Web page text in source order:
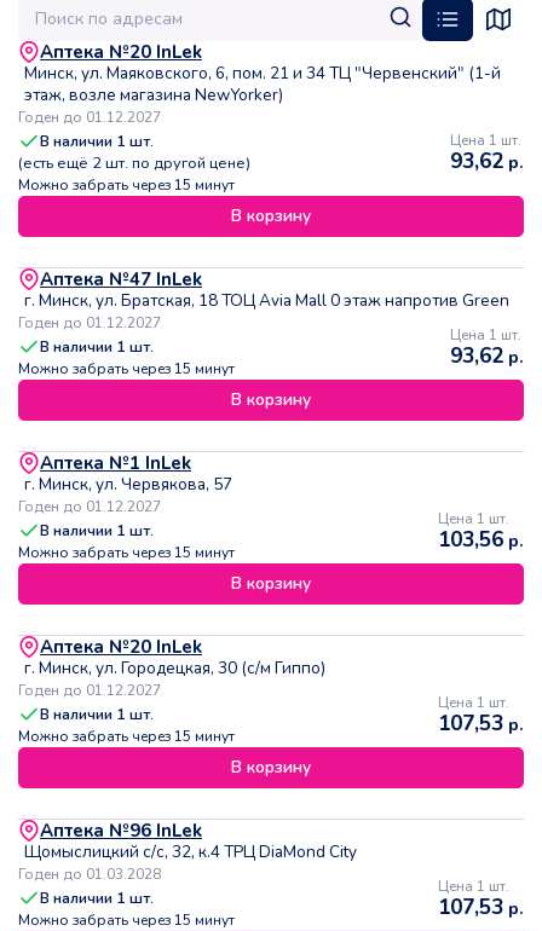
Аптека №20 InLek
Минск, ул. Маяковского, 6, пом. 21 и 34 ТЦ "Червенский" (1-й
этаж, возле магазина NewYorker)
Годен до 01.12.2027
В наличии 1 шт.
(есть ещё 2шт. по другой цене)
Можно забрать через 15 минут
Цена 1 шт.
93,62 р.
В корзину
Аптека №47 InLek
г. Минск, ул. Братская, 18 ТОЦ Avia Mall 0 этаж напротив Green
Годен до 01.12.2027
В наличии 1 шт.
Можно забрать через 15 минут
Цена 1 шт.
93,62 р.
В корзину
Аптека №1 InLek
г. Минск, ул. Червякова, 57
Годен до 01.12.2027
В наличии 1 шт.
Можно забрать через 15 минут
Цена 1 шт.
103,56 р.
В корзину
Аптека №20 InLek
г. Минск, ул. Городецкая, 30 (с/м Гиппо)
Годен до 01.12.2027
В наличии 1 шт.
Можно забрать через 15 минут
Цена 1 шт.
107,53 р.
В корзину
Аптека №96 InLek
Щомыслицкий с/с, 32, к.4 ТРЦ DiaMond City
Годен до 01.03.2028
В наличии 1 шт.
Можно забрать через 15 минут
Цена 1 шт.
107,53 р.